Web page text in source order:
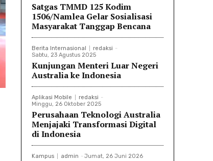
Satgas TMMD 125 Kodim
1506/Namlea Gelar Sosialisasi
Masyarakat Tanggap Bencana
Berita Internasional redaksi -
Sabtu, 23 Agustus 2025
Kunjungan Menteri Luar Negeri
Australia ke Indonesia
Aplikasi Mobile redaksi -
Minggu, 26 Oktober 2025
Perusahaan Teknologi Australia
Menjajaki Transformasi Digital
di Indonesia
Kampus admin - Jumat, 26 Juni 2026